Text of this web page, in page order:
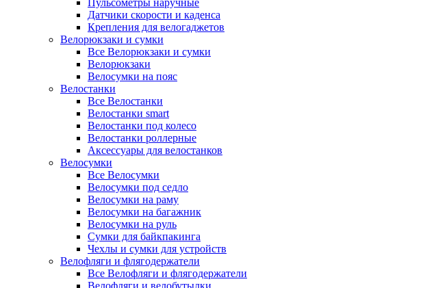
Пульсометры наручные
Датчики скорости и каденса
Крепления для велогаджетов
Велорюкзаки и сумки
Все Велорюкзаки и сумки
Велорюкзаки
Велосумки на пояс
Велостанки
Все Велостанки
Велостанки smart
Велостанки под колесо
Велостанки роллерные
Аксессуары для велостанков
Велосумки
Все Велосумки
Велосумки под седло
Велосумки на раму
Велосумки на багажник
Велосумки на руль
Сумки для байкпакинга
Чехлы и сумки для устройств
Велофляги и флягодержатели
Все Велофляги и флягодержатели
Велофляги и велобутылки